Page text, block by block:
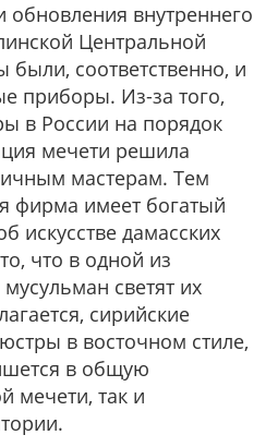
внутреннего
Центральной
соответственно, и
приборы. Из-за того,
в России на порядок
мечети решила
мастерам. Тем
фирма имеет богатый
искусстве дамасских
что в одной из
светят их
сирийские
в восточном стиле,
в общую
мечети, так и